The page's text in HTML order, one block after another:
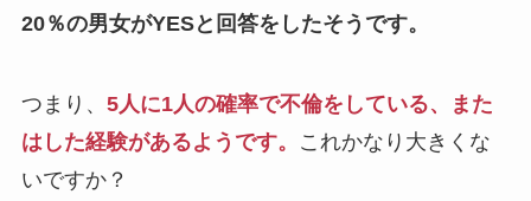
20％の男女がYESと回答をしたそうです。
つまり、 5人に1人の確率で不倫をしている、また
はした経験があるようです。
これかなり大きくな
いですか？